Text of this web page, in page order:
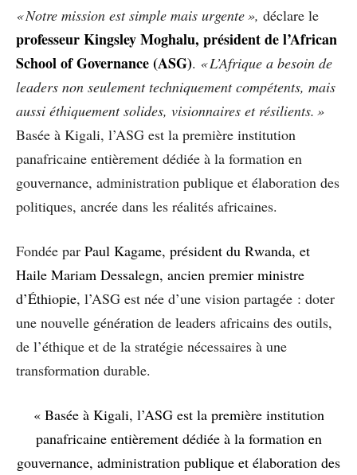
« Notre mission est simple mais urgente », déclare le
professeur Kingsley Moghalu, président de l’African
School of Governance (ASG). « L’Afrique a besoin de
leaders non seulement techniquement compétents, mais
aussi éthiquement solides, visionnaires et résilients. »
Basée à Kigali, l’ASG est la première institution
panafricaine entièrement dédiée à la formation en
gouvernance, administration publique et élaboration des
politiques, ancrée dans les réalités africaines.
Fondée par Paul Kagame, président du Rwanda, et
Haile Mariam Dessalegn, ancien premier ministre
d’Éthiopie, l’ASG est née d’une vision partagée : doter
une nouvelle génération de leaders africains des outils,
de l’éthique et de la stratégie nécessaires à une
transformation durable.
« Basée à Kigali, l’ASG est la première institution
panafricaine entièrement dédiée à la formation en
gouvernance, administration publique et élaboration des